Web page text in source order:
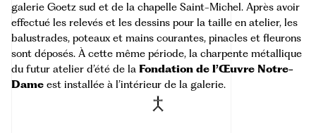
galerie Goetz sud et de la chapelle Saint-Michel. Après avoir
effectué les relevés et les dessins pour la taille en atelier, les
balustrades, poteaux et mains courantes, pinacles et fleurons
sont déposés. À cette même période, la charpente métallique
du futur atelier d’été de la Fondation de l’Œuvre Notre-
Dame est installée à l’intérieur de la galerie.